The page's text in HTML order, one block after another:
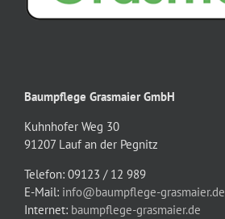
Baumpflege Grasmaier GmbH
Kuhnhofer Weg 30
91207 Lauf an der Pegnitz
Telefon: 09123 / 12 989
E-Mail: info@baumpflege-grasmaier.de
Internet: baumpflege-grasmaier.de